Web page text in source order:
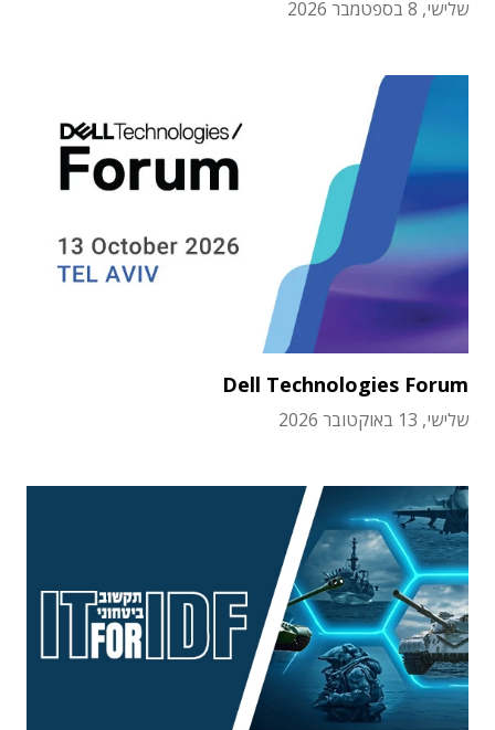
שלישי, 8 בספטמבר 2026
Dell Technologies Forum
שלישי, 13 באוקטובר 2026